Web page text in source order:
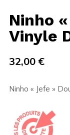
Ninho
Vinyle
32,00 €
Ninho « Jefe »